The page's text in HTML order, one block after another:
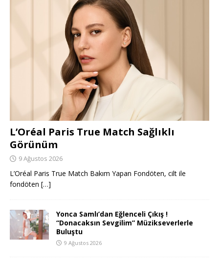
L’Oréal Paris True Match Sağlıklı
Görünüm
9 Ağustos 2026
L’Oréal Paris True Match Bakım Yapan Fondöten, cilt ile
fondöten […]
Yonca Samlı’dan Eğlenceli Çıkış !
“Donacaksın Sevgilim” Müzikseverlerle
Buluştu
9 Ağustos 2026